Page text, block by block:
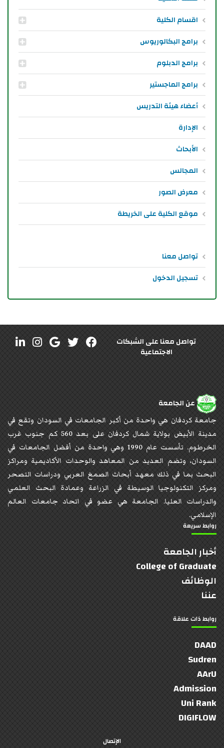
اقسام الكلية
برامج البكالوريوس
برامج الدبلوم
برامج الماجستير
أعضاء هيئة التدريس
الإدارة
الأبحاث
المجالس
معرض الصور
موقع الكلية على الخريطة
تواصل معنا
تسجيل الدخول
تواصل معنا على الشبكات
الاجتماعية
عن الجامعة
جامعة كردفان هي واحدة من أكبر الجامعات في السودان وتقع في
مدينة الأبيض بولاية شمال كردفان على بعد 560 كم جنوب غرب
الخرطوم. تأسست عام 1990 وهي واحدة من أفضل الجامعات في
السودان، وتضم العديد من المعاهد والوحدات الأكاديمية ومراكز
البحث بما في ذلك معهد أبحاث الصمغ العربي ودراسات التصحر
ومركز التكنولوجيا الوسيطة في الزراعة وعمادة البحث العلمي
والدراسات العليا. الجامعة هي عضو في اتحاد جامعات العالم
الإسلامي.
روابط سريعة
أخبار الجامعة
College of Graduate
الوظائف
عننا
روابط ذات علاقة
DAAD
Sudren
AArU
Admission
Uni Rank
DIGIFLOW
الإتصال